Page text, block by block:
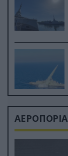
ΑΕΡΟΠΟΡΙΑ